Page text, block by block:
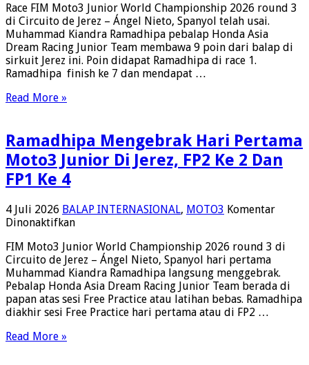
Moto3
Junior
World
Championship
2026
Jerez,
Dan
Ke
4
Race FIM Moto3 Junior World Championship 2026 round 3
di Circuito de Jerez – Ángel Nieto, Spanyol telah usai.
Muhammad Kiandra Ramadhipa pebalap Honda Asia
Dream Racing Junior Team membawa 9 poin dari balap di
sirkuit Jerez ini. Poin didapat Ramadhipa di race 1.
Ramadhipa finish ke 7 dan mendapat …
Read More »
Ramadhipa Mengebrak Hari Pertama
Moto3 Junior Di Jerez, FP2 Ke 2 Dan
FP1 Ke 4
4 Juli 2026 BALAP INTERNASIONAL, MOTO3 Komentar
Dinonaktifkanpada
Mengebrak
Hari
Pertama
Moto3
Junior
Di
FIM Moto3 Junior World Championship 2026 round 3 di
Circuito de Jerez – Ángel Nieto, Spanyol hari pertama
Muhammad Kiandra Ramadhipa langsung menggebrak.
Pebalap Honda Asia Dream Racing Junior Team berada di
papan atas sesi Free Practice atau latihan bebas. Ramadhipa
diakhir sesi Free Practice hari pertama atau di FP2 …
Read More »